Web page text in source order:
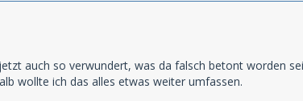
auch so verwundert, was da falsch betont worden
wollte ich das alles etwas weiter umfassen.